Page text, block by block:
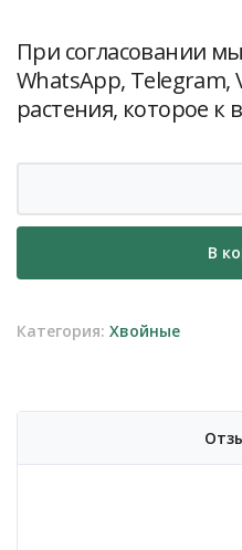
При согласовании
WhatsApp, Telegram,
растения, которое к
Сосна
Крест
Crest)
В
Категория: Хвойные